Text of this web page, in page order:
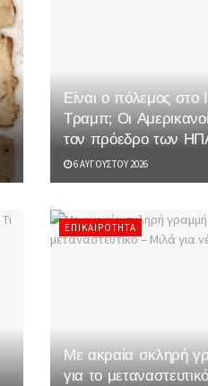
Είναι ο πόλεμος στο
Τραμπ; Οι
τον πρόεδρο των
6 ΑΥΓΟΎΣΤΟΥ 2026
ΕΠΙΚΑΙΡΌΤΗΤΑ
Με ακραία σκληρή
για το